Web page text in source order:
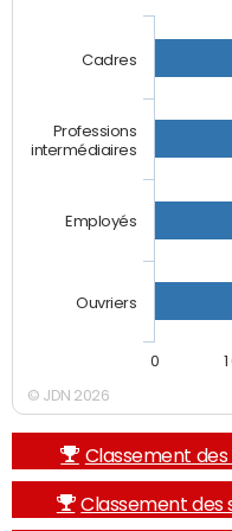
Cadres
Professions
intermédiaires
Employés
Ouvriers
0
© JDN 2026
Classement des
Classement des